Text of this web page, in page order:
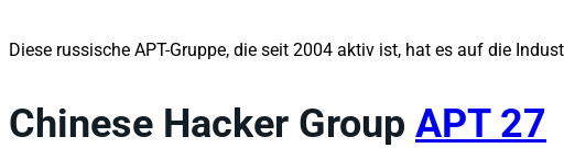
Diese russische APT-Gruppe, die seit 2004 aktiv ist, hat es auf die
Chinese Hacker Group APT 27